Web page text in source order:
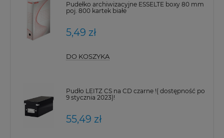
Pudełko archiwizacyjne ESSELTE boxy 80 mm
poj. 800 kartek białe
5,49 zł
DO KOSZYKA
Pudło LEITZ CS na CD czarne !( dostępność po
9 stycznia 2023)!
55,49 zł